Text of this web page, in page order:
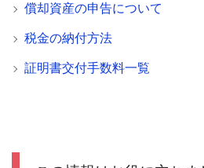
償却資産の申告について
税金の納付方法
証明書交付手数料一覧